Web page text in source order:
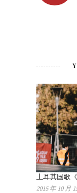
土耳其国歌
2015 年 10 月